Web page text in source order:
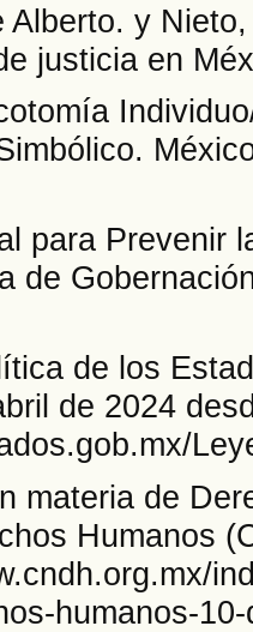
Alberto. y
justicia en
para Prevenir
de
de los
de 2024
materia de
Humanos
humanos-